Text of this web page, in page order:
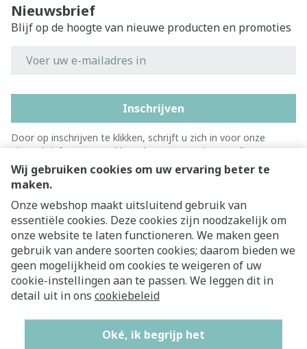
Wij gebruiken cookies om uw ervaring beter te
maken.
Onze webshop maakt uitsluitend gebruik van
essentiële cookies. Deze cookies zijn noodzakelijk om
onze website te laten functioneren. We maken geen
gebruik van andere soorten cookies; daarom bieden we
geen mogelijkheid om cookies te weigeren of uw
cookie-instellingen aan te passen. We leggen dit in
detail uit in ons cookiebeleid
Oké, ik begrijp het
Nieuwsbrief
Blijf op de hoogte van nieuwe producten en promoties
Inschrijven
Door op inschrijven te klikken, schrijft u zich in voor onze
nieuwsbrief en gaat u akkoord met onzeprivacy policy.
Juridische links